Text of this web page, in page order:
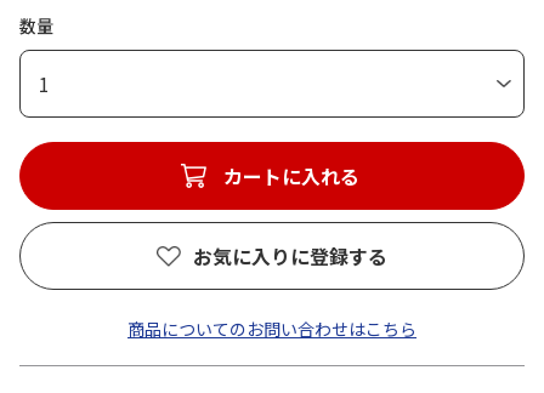
数量
1
カートに入れる
お気に入りに登録する
商品についてのお問い合わせはこちら